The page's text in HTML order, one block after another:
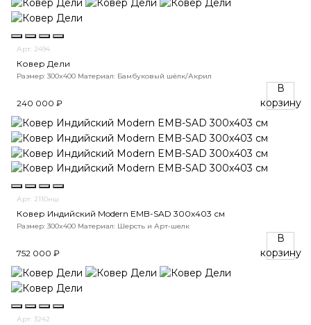
Арт. 2494
Ковер Дели
Размер: 300x400 Материал: Бамбуковый шёлк/Акрил
240 000 ₽
В
корзину
Арт. 2110нш
Ковер Индийский Modern EMB-SAD 300x403 см
Размер: 300x400 Материал: Шерсть и Арт-шелк
752 000 ₽
В
корзину
Арт. 3242